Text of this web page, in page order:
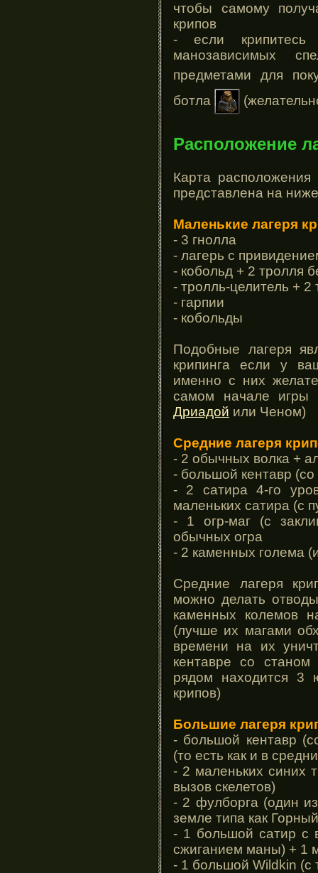
чтобы самому
крипов
- если
манозависимых
предметами для
ботла
Расположение
Карта
представлена на
Маленькие лагеря
- 3 гнолла
- лагерь с
- кобольд + 2 тролля
- тролль-целитель + 2
- гарпии
- кобольды
Подобные лагеря
крипинга если у
именно с них
самом начале игры
Дриадой или Ченом)
Средние лагеря
- 2 обычных волка +
- большой кентавр
- 2 сатира 4-го
маленьких сатира (с
- 1 огр-маг (с
обычных огра
- 2 каменных голема
Средние лагеря
можно делать
каменных колемов
(лучше их магами
времени на их
кентавре со
рядом находится 3
крипов)
Большие лагеря
- большой кентавр
(то есть как и в
- 2 маленьких синих
вызов скелетов)
- 2 фулборга (один
земле типа как
- 1 большой сатир с
сжиганием маны) + 1
- 1 большой Wildkin (с